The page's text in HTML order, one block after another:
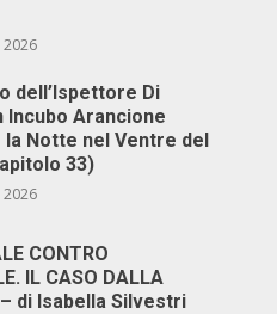
2026
dell’Ispettore Di
Incubo Arancione
la Notte nel Ventre del
33)
2026
CONTRO
IL CASO DALLA
– di Isabella Silvestri